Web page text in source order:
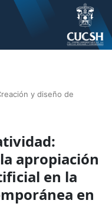
y diseño de
apropiación
en la
en